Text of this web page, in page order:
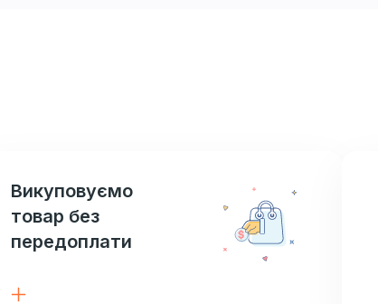
Викуповуємо
товар без
передоплати